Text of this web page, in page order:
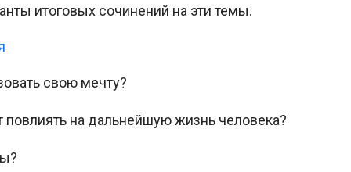
итоговых сочинений на эти темы.
свою мечту?
на дальнейшую жизнь человека?